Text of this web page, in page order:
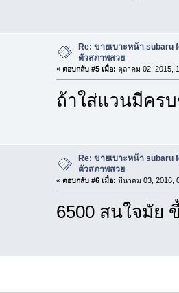
Re: ขายเบาะหน้า subaru
ตัวสภาพสวย
« ตอบกลับ #5 เมื่อ: ตุลาคม 02, 2015,
ถ้าใส่แวนมีคร
Re: ขายเบาะหน้า subaru
ตัวสภาพสวย
« ตอบกลับ #6 เมื่อ: มีนาคม 03, 2016,
6500 สนใจมัย